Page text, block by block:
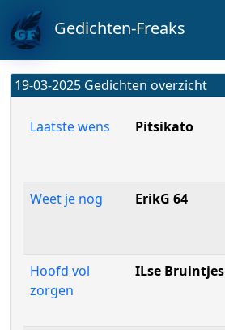
Gedichten-Freaks
19-03-2025 Gedichten overzicht
Laatste wens Pitsikato
Weet je nog
ErikG 64
Hoofd vol
zorgen
ILse Bruintjes